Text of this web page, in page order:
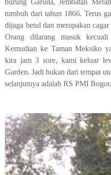
burung Garuda, Jembatan
tumbuh dari tahun 1866. Terus
dijaga betul dan merupakan
Orang dilarang masuk
Kemudian ke Taman Meksiko
kira jam 3 sore, kami keluar
Garden. Jadi bukan dari tempat
selanjutnya adalah RS PMI Bogor.